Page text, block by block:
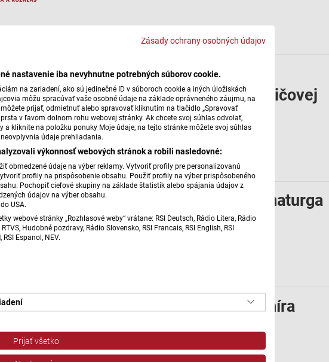
Zásady ochrany osobných údajov
nastavenie iba nevyhnutne potrebných súborov cookie.
na zariadení, ako sú jedinečné ID v súboroch cookie a iných úložiskách
môžu spracúvať vaše osobné údaje na základe oprávneného záujmu, na
prijať, odmietnuť alebo spravovať kliknutím na tlačidlo „Spravovať
v ľavom dolnom rohu webovej stránky. Ak chcete svoj súhlas odvolať,
kliknite na položku ponuky Moje údaje, na tejto stránke môžete svoj súhlas
údaje prehliadania.
výkonnosť webových stránok a robili nasledovné:
obmedzené údaje na výber reklamy. Vytvoriť profily pre personalizovanú
profily na prispôsobenie obsahu. Použiť profily na výber prispôsobeného
Pochopiť cieľové skupiny na základe štatistík alebo spájania údajov z
údajov na výber obsahu.
USA.
webové stránky „Rozhlasové weby“ vrátane: RSI Deutsch, Rádio Litera, Rádio
Hudobné pozdravy, Rádio Slovensko, RSI Francais, RSI English, RSI
Espanol, NEV.
Prijať všetko
21. 2. 2025 | 21:05
Rozprávanie baletky a
choreografky Gity Kopeliovičovej
Šebovej
14. 2. 2025 | 21:05
Rozprávanie textára a dramaturga
Víta Ileka
Spomínanie architekta Lumíra
Lýska